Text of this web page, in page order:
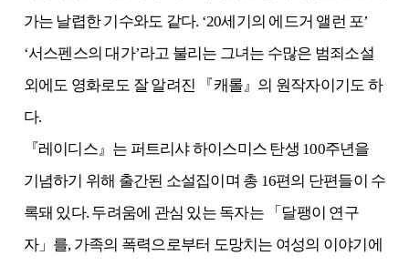
가는 날렵한 기수와도 같다. ‘20세기의 에드거 앨런 포’
‘서스펜스의 대가’라고 불리는 그녀는 수많은 범죄소설
외에도 영화로도 잘 알려진
『캐롤 』 의 원작자이기도 하
다.
『레이디스』 는 퍼트리샤 하이스미스 탄생 100주년을
기념하기 위해 출간된 소설집이며 총 16편의 단편들이 수
록돼 있다. 두려움에 관심 있는 독자는 「 달팽이 연구
자」 를, 가족의 폭력으로부터 도망치는 여성의 이야기에